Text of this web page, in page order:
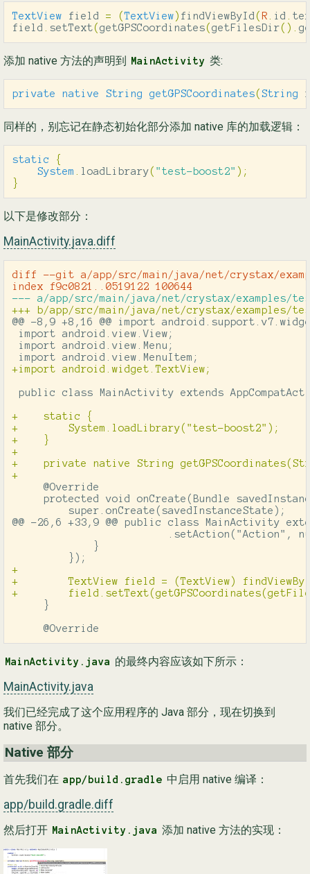
TextView field = (TextView) findViewById ( R id
field
setText( getGPSCoordinates( getFilesDir().
添加 native 方法的声明到 MainActivity 类:
private native String getGPSCoordinates( String
同样的，别忘记在静态初始化部分添加 native 库的加载逻辑：
static
{
System
loadLibrary( "test-boost2" );
}
以下是修改部分：
MainActivity.java.diff
diff --git a/app/src/main/java/net/crystax/
@@ -8,9 +8,16 @@ import
import android.view.View;
import android.view.Menu;
+    static {
+        System.loadLibrary("test-boost2");
+    }
+
+    private native String
     @Override
protected void onCreate(Bundle
@@ -26,6 +33,9 @@ public class MainActivity
.setAction("Action",
             }
+
+        TextView field = (TextView)
     @Override
MainActivity.java 的最终内容应该如下所示：
MainActivity.java
我们已经完成了这个应用程序的 Java 部分，现在切换到
native 部分。
Native 部分
首先我们在 app/build.gradle 中启用 native 编译：
app/build.gradle.diff
然后打开 MainActivity.java 添加 native 方法的实现：